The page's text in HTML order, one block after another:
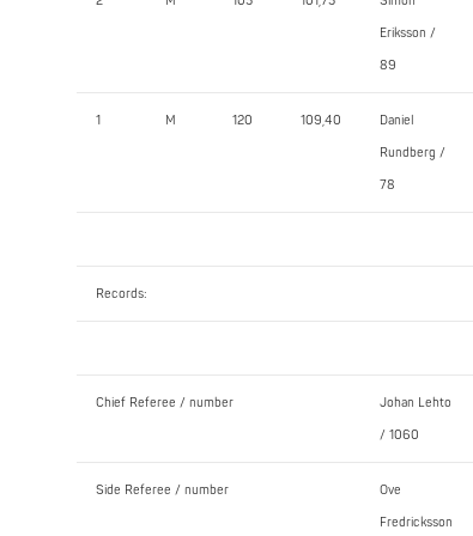
Eriksson /
89
1 M 120 109,40 Daniel
Rundberg /
78
Records:
Chief Referee / number Johan Lehto
/ 1060
Side Referee / number Ove
Fredricksson